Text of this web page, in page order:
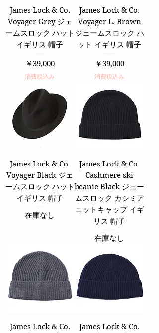
James Lock & Co.
Voyager Grey ジェ
ームスロック ハット
イギリス 帽子
価格
￥39,000
消費税込み
James Lock & Co.
Voyager L. Brown
ジェームスロック ハ
ット イギリス 帽子
価格
￥39,000
消費税込み
James Lock & Co.
Voyager Black ジェ
ームスロック ハット
イギリス 帽子
在庫なし
James Lock & Co.
Cashmere ski
beanie Black ジェー
ムスロック カシミア
ニットキャップ イギ
リス 帽子
在庫なし
James Lock & Co.
James Lock & Co.